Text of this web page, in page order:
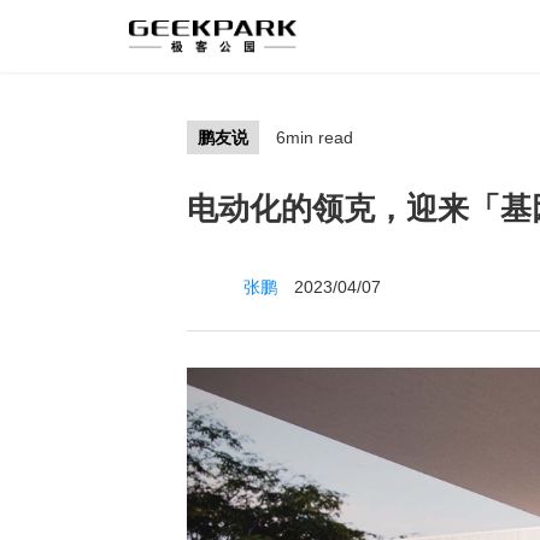
鹏友说 6min read
电动化的领克，迎来「
张鹏 2023/04/07